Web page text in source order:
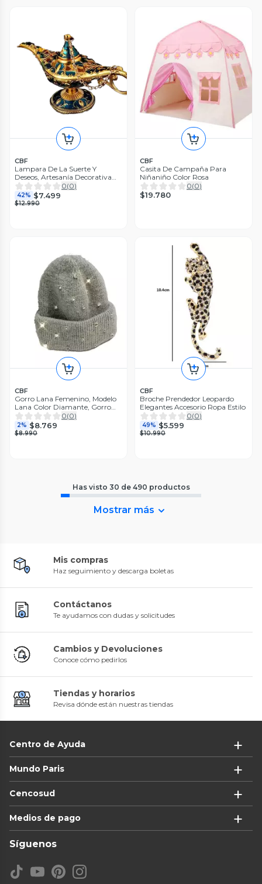
CBF
Lampara De La Suerte Y
Deseos, Artesanía Decorativa
Vintage.
0(0)
42% $7.499
$12.990
CBF
Casita De Campaña Para
Niñaniño Color Rosa
0(0)
$19.780
CBF
Gorro Lana Femenino, Modelo
Lana Color Diamante, Gorro
Moda Gris Talla Estándar
0(0)
2% $8.769
$8.990
CBF
Broche Prendedor Leopardo
Elegantes Accesorio Ropa Estilo
0(0)
49% $5.599
$10.990
Has visto 30 de 490 productos
Mostrar más
Mis compras
Haz seguimiento y descarga boletas
Contáctanos
Te ayudamos con dudas y solicitudes
Cambios y Devoluciones
Conoce cómo pedirlos
Tiendas y horarios
Revisa dónde están nuestras tiendas
Centro de Ayuda
Mundo Paris
Cencosud
Medios de pago
Síguenos